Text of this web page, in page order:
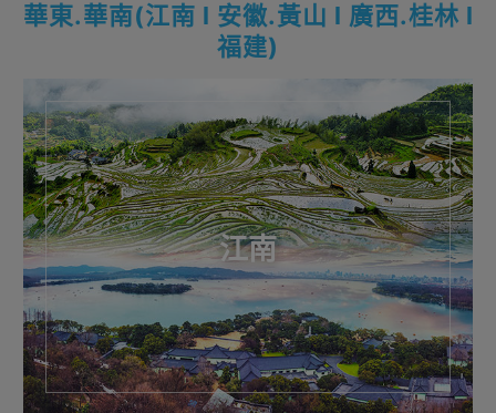
華東.華南(江南 l 安徽.黃山 l 廣西.桂林 l
福建)
江南